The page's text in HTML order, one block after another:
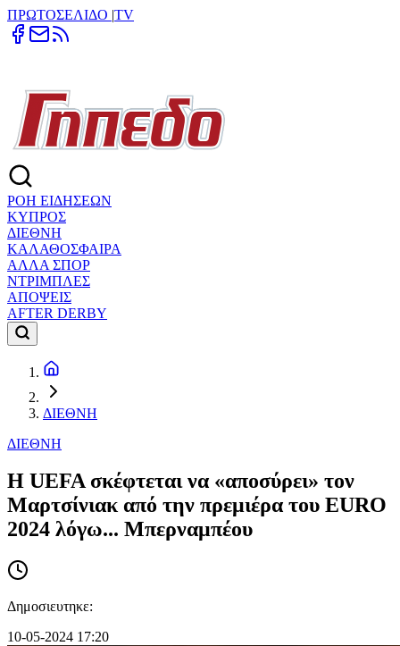
ΠΡΩΤΟΣΕΛΙΔΟ |TV
ΡΟΗ ΕΙΔΗΣΕΩΝ
ΚΥΠΡΟΣ
ΔΙΕΘΝΗ
ΚΑΛΑΘΟΣΦΑΙΡΑ
ΑΛΛΑ ΣΠΟΡ
ΝΤΡΙΜΠΛΕΣ
ΑΠΟΨΕΙΣ
AFTER DERBY
ΔΙΕΘΝΗ
ΔΙΕΘΝΗ
Η UEFA σκέφτεται να «αποσύρει» τον
Μαρτσίνιακ από την πρεμιέρα του EURO
2024 λόγω... Μπερναμπέου
Δημοσιευτηκε:
10-05-2024 17:20